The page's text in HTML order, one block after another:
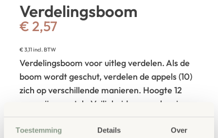
Toestemming Details Over
Verdelingsboom
€ 2,57
€3,11 incl. BTW
Verdelingsboom voor uitleg verdelen. Als de
boom wordt geschut, verdelen de appels (10)
zich op verschillende manieren. Hoogte 12
cm, prijs per stuk. Veiligheidswaarschuwing:
11.